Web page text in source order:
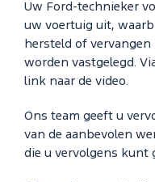
Uw Ford-technieker
uw voertuig uit,
hersteld of
worden vastgelegd.
link naar de video.
Ons team geeft u
van de aanbevolen
die u vervolgens kunt